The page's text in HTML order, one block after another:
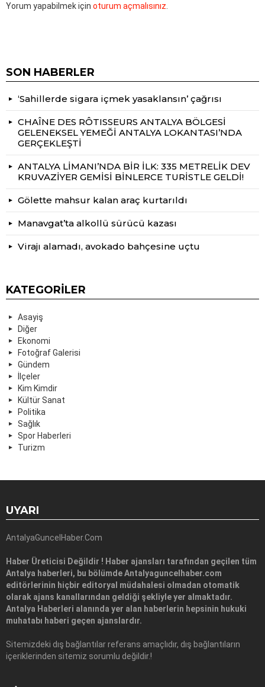
Yorum yapabilmek için oturum açmalısınız
SON HABERLER
‘Sahillerde sigara içmek yasaklansın’ çağrısı
CHAÎNE DES RÔTISSEURS ANTALYA BÖLGESİ
GELENEKSEL YEMEĞİ ANTALYA LOKANTASI’NDA
GERÇEKLEŞTİ
ANTALYA LİMANI’NDA BİR İLK: 335 METRELİK DEV
KRUVAZİYER GEMİSİ BİNLERCE TURİSTLE GELDİ!
Gölette mahsur kalan araç kurtarıldı
Manavgat’ta alkollü sürücü kazası
Virajı alamadı, avokado bahçesine uçtu
KATEGORILER
Asayiş
Diğer
Ekonomi
Fotoğraf Galerisi
Gündem
İlçeler
Kim Kimdir
Kültür Sanat
Politika
Sağlık
Spor Haberleri
Turizm
UYARI
AntalyaGuncelHaber.Com
Haber Üreticisi Değildir ! Haber ajansları tarafından geçilen tüm
Antalya haberleri, bu bölümde Antalyaguncelhaber.com
editörlerinin hiçbir editoryal müdahalesi olmadan otomatik
olarak ajans kanallarından geldiği şekliyle yer almaktadır.
Antalya Haberleri alanında yer alan haberlerin hepsinin hukuki
muhatabı haberi geçen ajanslardır.
Sitemizdeki dış bağlantılar referans amaçlıdır, dış bağlantıların
içeriklerinden sitemiz sorumlu değildir.!